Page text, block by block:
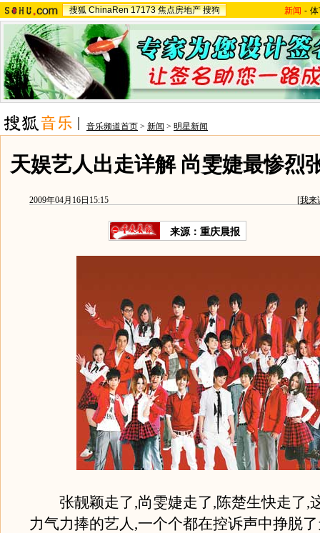
搜狐 ChinaRen 17173 焦点房地产 搜狗 新闻 -
音乐频道首页 > 新闻 > 明星新闻
天娱艺人出走详解 尚雯婕最惨烈
2009年04月16日15:15 [我来
来源： 重庆晨报
张靓颖走了,尚雯婕走了,陈楚生快走了,
力气力捧的艺人,一个个都在控诉声中挣脱